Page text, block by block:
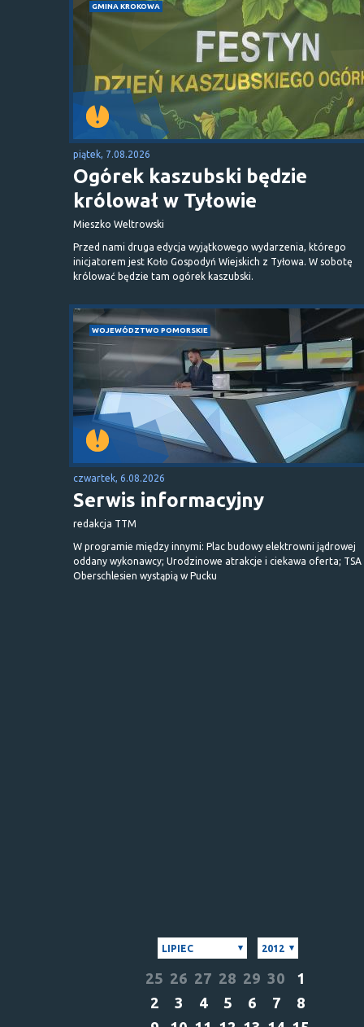
GMINA KROKOWA
piątek, 7.08.2026
Ogórek kaszubski będzie
królował w Tyłowie
Mieszko Weltrowski
Przed nami druga edycja wyjątkowego wydarzenia, którego
inicjatorem jest Koło Gospodyń Wiejskich z Tyłowa. W sobotę
królować będzie tam ogórek kaszubski.
WOJEWÓDZTWO POMORSKIE
czwartek, 6.08.2026
Serwis informacyjny
redakcja TTM
W programie między innymi: Plac budowy elektrowni jądrowej
oddany wykonawcy; Urodzinowe atrakcje i ciekawa oferta; TSA
Oberschlesien wystąpią w Pucku
LIPIEC 2012
25 26 27 28 29 30
1
2
3 4 5 6 7
8